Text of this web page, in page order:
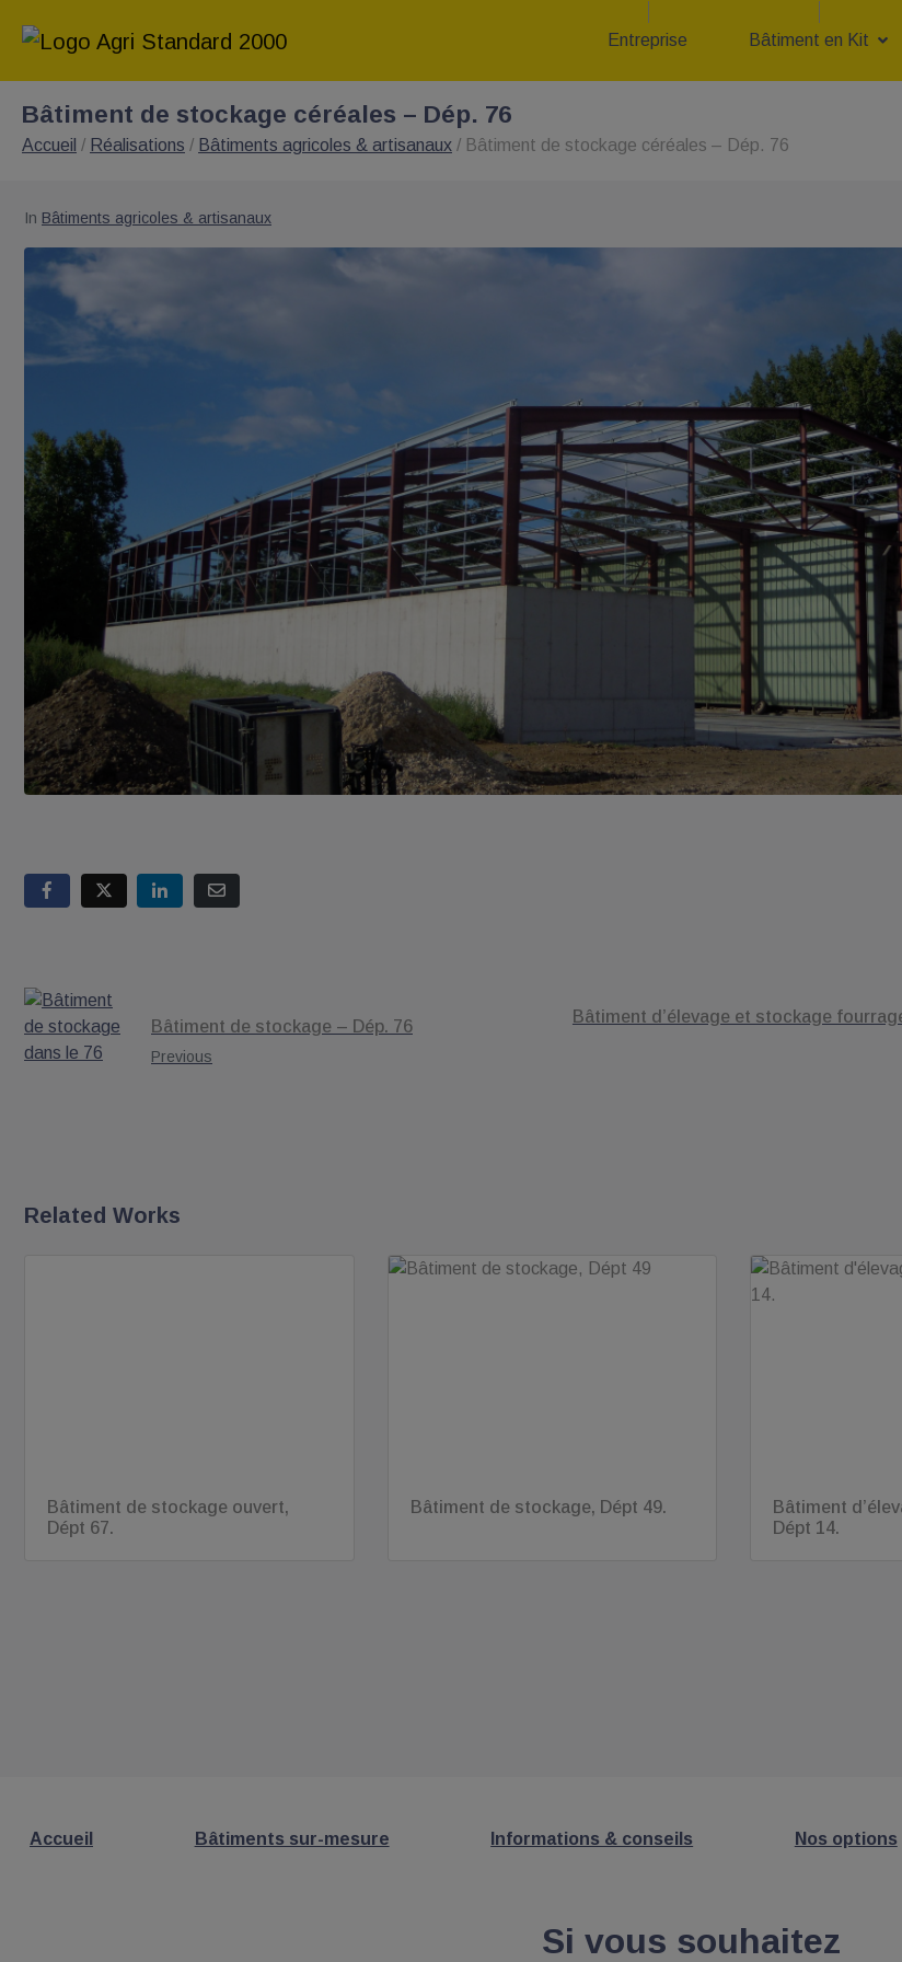
Entreprise Bâtiment en Kit
Bâtiment de stockage céréales – Dép. 76
Accueil / Réalisations / Bâtiments agricoles & artisanaux / Bâtiment de stockage céréales – Dép. 76
In Bâtiments agricoles & artisanaux
Bâtiment de stockage – Dép. 76
Previous
Bâtiment d’élevage et stockage
Related Works
Bâtiment de stockage ouvert,
Dépt 67.
Bâtiment de stockage, Dépt 49.
Bâtiment
Dépt 14.
Accueil Bâtiments sur-mesure Informations & conseils Nos options
Si vous souhaitez